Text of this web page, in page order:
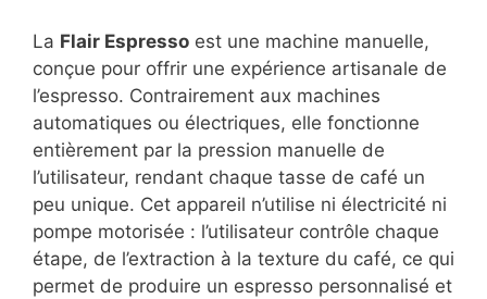
La Flair Espresso est une machine manuelle,
conçue pour offrir une expérience artisanale de
l’espresso. Contrairement aux machines
automatiques ou électriques, elle fonctionne
entièrement par la pression manuelle de
l’utilisateur, rendant chaque tasse de café un
peu unique. Cet appareil n’utilise ni électricité ni
pompe motorisée : l’utilisateur contrôle chaque
étape, de l’extraction à la texture du café, ce qui
permet de produire un espresso personnalisé et